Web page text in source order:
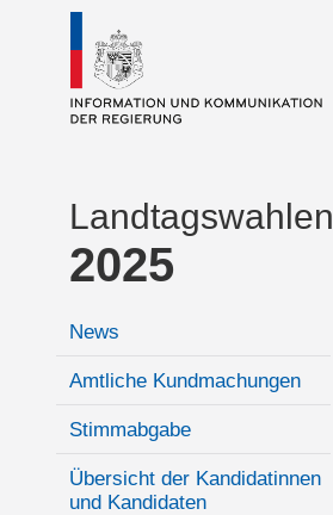
Landtagswahlen
2025
News
Amtliche Kundmachungen
Stimmabgabe
Übersicht der Kandidatinnen
und Kandidaten